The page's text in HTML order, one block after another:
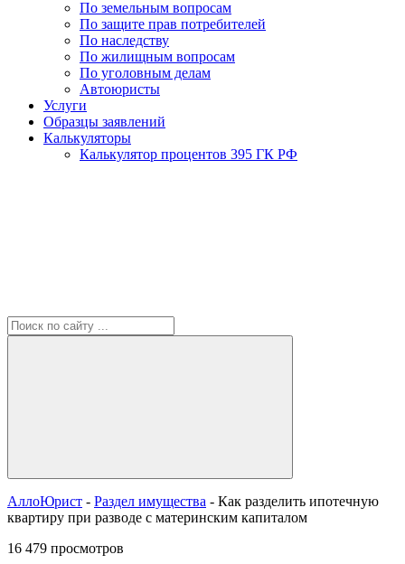
По земельным вопросам
По защите прав потребителей
По наследству
По жилищным вопросам
По уголовным делам
Автоюристы
Услуги
Образцы заявлений
Калькуляторы
Калькулятор процентов 395 ГК РФ
АллоЮрист - Раздел имущества - Как разделить ипотечную
квартиру при разводе с материнским капиталом
16 479 просмотров